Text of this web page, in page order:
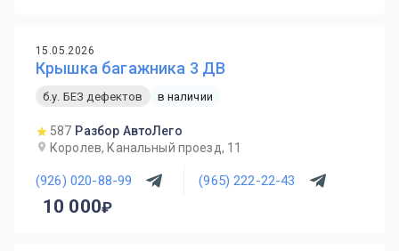
15.05.2026
Крышка багажника 3 ДВ
б.у. БЕЗ дефектов в наличии
587 Разбор АвтоЛего
Королев, Канальный проезд, 11
(926) 020-88-99 (965) 222-22-43
10 000